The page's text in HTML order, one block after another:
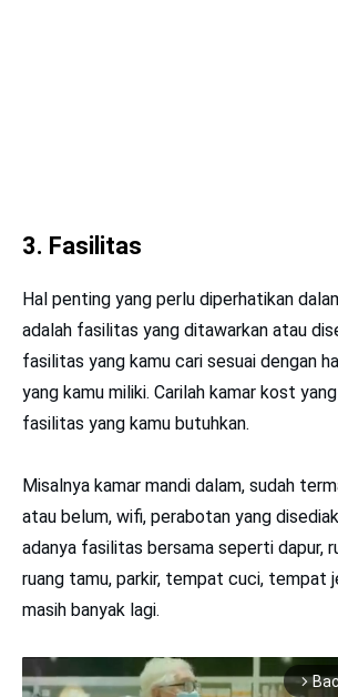
3. Fasilitas
Hal penting yang perlu diperhatikan
adalah fasilitas yang ditawarkan atau
fasilitas yang kamu cari sesuai dengan
yang kamu miliki. Carilah kamar kost
fasilitas yang kamu butuhkan.
Misalnya kamar mandi dalam, sudah
atau belum, wifi, perabotan yang
adanya fasilitas bersama seperti dapur,
ruang tamu, parkir, tempat cuci, tempat
masih banyak lagi.
arrow_forward_ios